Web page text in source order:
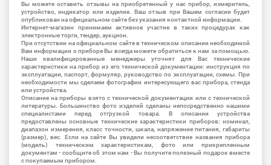
Вы можете оставить отзывы на приобретенный у нас прибор, измеритель,
устройство, индикатор или изделие. Ваш отзыв при Вашем согласии будет
опубликован на официальном сайте без указания контактной информации.
Интернет-магазин принимаем активное участие в таких процедурах как
электронные торги, тендер, аукцион.
При отсутствии на официальном сайте в техническом описании необходимой
Вам информации о приборе Вы всегда можете обратиться к нам за помощью.
Наши квалифицированные менеджеры уточнят для Вас технические
характеристики на прибор из его технической документации: инструкция по
эксплуатации, паспорт, формуляр, руководство по эксплуатации, схемы. При
необходимости мы сделаем фотографии интересующего вас прибора, стенда
или устройства.
Описание на приборы взято с технической документации или с технической
литературы. Большинство фото изделий сделаны непосредственно нашими
специалистами перед отгрузкой товара. В описании устройства
предоставлены основные технические характеристики приборов: номинал,
диапазон измерения, класс точности, шкала, напряжение питания, габариты
(размер), вес. Если на сайте Вы увидели несоответствие названия прибора
(модель) техническим характеристикам, фото или прикрепленным
документам - сообщите об этом нам - Вы получите полезный подарок вместе
с покупаемым прибором.